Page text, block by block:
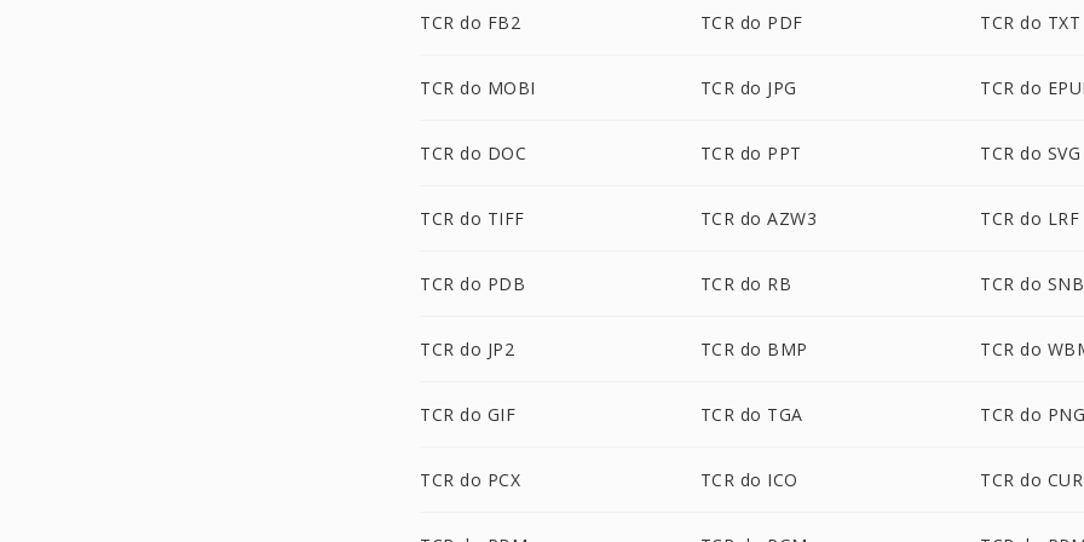
TCR do FB2 TCR do PDF TCR do TXT
TCR do MOBI TCR do JPG TCR do
TCR do DOC TCR do PPT TCR do SVG
TCR do TIFF TCR do AZW3 TCR do LRF
TCR do PDB TCR do RB TCR do SNB
TCR do JP2 TCR do BMP TCR do
TCR do GIF TCR do TGA TCR do PNG
TCR do PCX TCR do ICO TCR do CUR